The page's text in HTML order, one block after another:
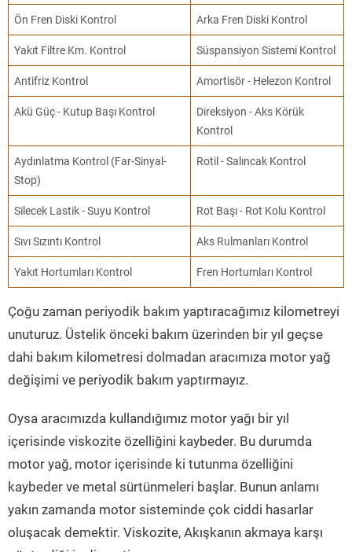
Ön Fren Diski Kontrol Arka Fren Diski Kontrol
Yakıt Filtre Km. Kontrol Süspansiyon Sistemi Kontrol
Antifriz Kontrol Amortisör - Helezon Kontrol
Akü Güç - Kutup Başı Kontrol
Direksiyon - Aks Körük
Kontrol
Aydınlatma Kontrol (Far-Sinyal-
Stop)
Rotil - Salıncak Kontrol
Silecek Lastik - Suyu Kontrol Rot Başı - Rot Kolu Kontrol
Sıvı Sızıntı Kontrol Aks Rulmanları Kontrol
Yakıt Hortumları Kontrol Fren Hortumları Kontrol
Çoğu zaman periyodik bakım yaptıracağımız kilometreyi
unuturuz. Üstelik önceki bakım üzerinden bir yıl geçse
dahi bakım kilometresi dolmadan aracımıza motor yağ
değişimi ve periyodik bakım yaptırmayız.
Oysa aracımızda kullandığımız motor yağı bir yıl
içerisinde viskozite özelliğini kaybeder. Bu durumda
motor yağ, motor içerisinde ki tutunma özelliğini
kaybeder ve metal sürtünmeleri başlar. Bunun anlamı
yakın zamanda motor sisteminde çok ciddi hasarlar
oluşacak demektir. Viskozite, Akışkanın akmaya karşı